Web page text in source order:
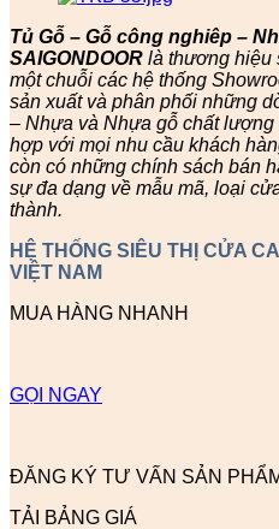
Tủ Gỗ – Gỗ công nghiêp –
SAIGONDOOR là thương hiệu
một chuỗi các hệ thống
sản xuất và phân phối những
– Nhựa và Nhựa gỗ chất
hợp với mọi nhu cầu khách
còn có những chính sách bán
sự đa dạng về mẫu mã, loại
thành.
HỆ THỐNG SIÊU THỊ CỬA
VIỆT NAM
MUA HÀNG NHANH
GỌI NGAY
ĐĂNG KÝ TƯ VẤN SẢN
TẢI BẢNG GIÁ